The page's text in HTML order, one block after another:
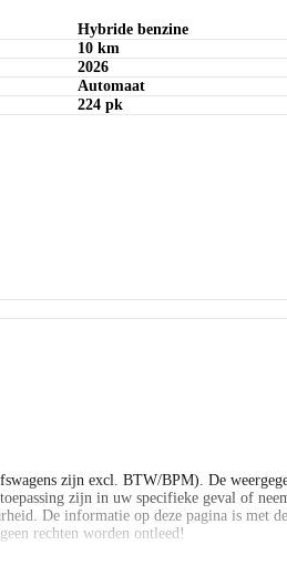
Hybride benzine
10 km
2026
Automaat
224 pk
zijn excl. BTW/BPM). De
zijn in uw specifieke geval of
De informatie op deze pagina is met
rechten worden ontleed!
zijn excl. BTW/BPM). De